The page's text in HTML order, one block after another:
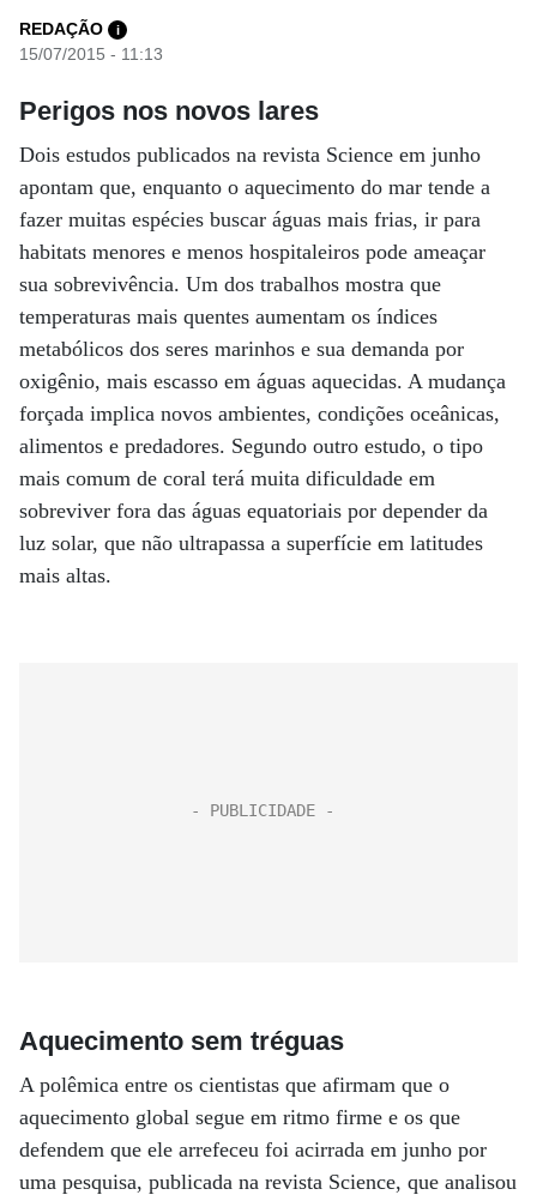
REDAÇÃO i
15/07/2015 - 11:13
Perigos nos novos lares
Dois estudos publicados na revista Science em junho
apontam que, enquanto o aquecimento do mar tende a
fazer muitas espécies buscar águas mais frias, ir para
habitats menores e menos hospitaleiros pode ameaçar
sua sobrevivência. Um dos trabalhos mostra que
temperaturas mais quentes aumentam os índices
metabólicos dos seres marinhos e sua demanda por
oxigênio, mais escasso em águas aquecidas. A mudança
forçada implica novos ambientes, condições oceânicas,
alimentos e predadores. Segundo outro estudo, o tipo
mais comum de coral terá muita dificuldade em
sobreviver fora das águas equatoriais por depender da
luz solar, que não ultrapassa a superfície em latitudes
mais altas.
Aquecimento sem tréguas
A polêmica entre os cientistas que afirmam que o
aquecimento global segue em ritmo firme e os que
defendem que ele arrefeceu foi acirrada em junho por
uma pesquisa, publicada na revista Science, que analisou